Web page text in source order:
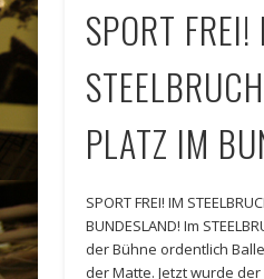
SPORT FREI!
PLATZ IM
SPORT FREI! IM
BUNDESLAND! Im
der Bühne ordentlich
der Matte. Jetzt wurde